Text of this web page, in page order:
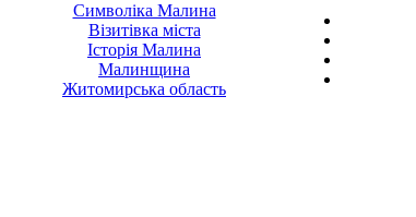
Символіка Малина
Візитівка міста
Історія Малина
Малинщина
Житомирська область